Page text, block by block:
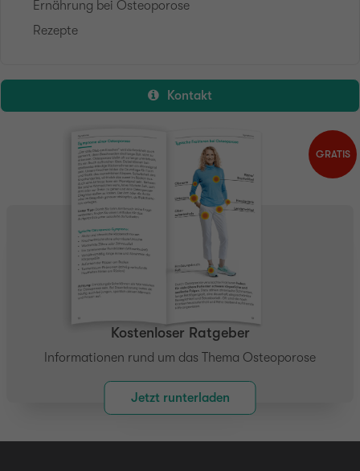
Ernährung bei Osteoporose
Rezepte
Kontakt
GRATIS
Kostenloser Ratgeber
Informationen rund um das Thema Osteoporose
Jetzt runterladen